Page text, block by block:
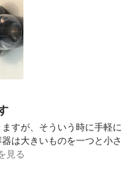
すが、そういう時に手軽に
は大きいものを一つと小さ
見る